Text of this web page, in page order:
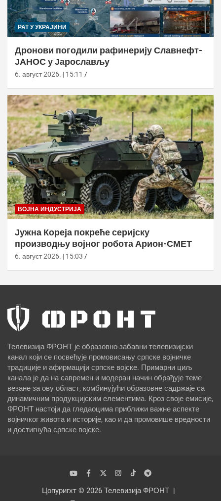
РАТ У УКРАЈИНИ
Дронови погодили рафинерију Славнефт-
ЈАНОС у Јарослављу
6. август 2026. | 15:11
ВОЈНА ИНДУСТРИЈА
Јужна Кореја покреће серијску
производњу војног робота Арион-СМЕТ
6. август 2026. | 15:03
Телевизија ФРОНТ је образовно-забавни телевизијски
канал који се посвећује промовисању српске војничке
традиције и афирмацији српске војске. Примарни циљ
канала је да на савремен и модеран начин обрађује теме
везане за ову област, комбинујући образовне садржаје са
динамичним продукцијским елементима. Кроз своје емисије,
ФРОНТ настоји да гледаоцима приближи важне аспекте
војничког живота и историје, као и да промовише вредности
и достигнућа српске војске.
Цопyригхт © 2026 Телевизија ФРОНТ